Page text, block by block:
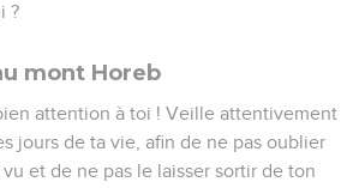
?
mont Horeb
attention à toi ! Veille attentivement
jours de ta vie, afin de ne pas oublier
et de ne pas le laisser sortir de ton